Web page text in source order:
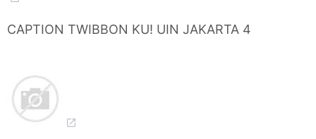
CAPTION TWIBBON KU! UIN JAKARTA 4